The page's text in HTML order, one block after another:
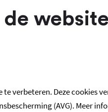
verbeteren. Deze cookies
(AVG). Meer